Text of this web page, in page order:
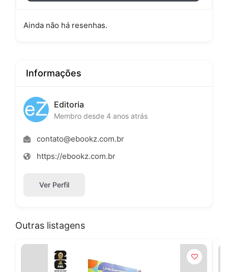
Ainda não há resenhas.
Informações
Editoria
Membro desde 4 anos atrás
contato@ebookz.com.br
https://ebookz.com.br
Ver Perfil
Outras listagens